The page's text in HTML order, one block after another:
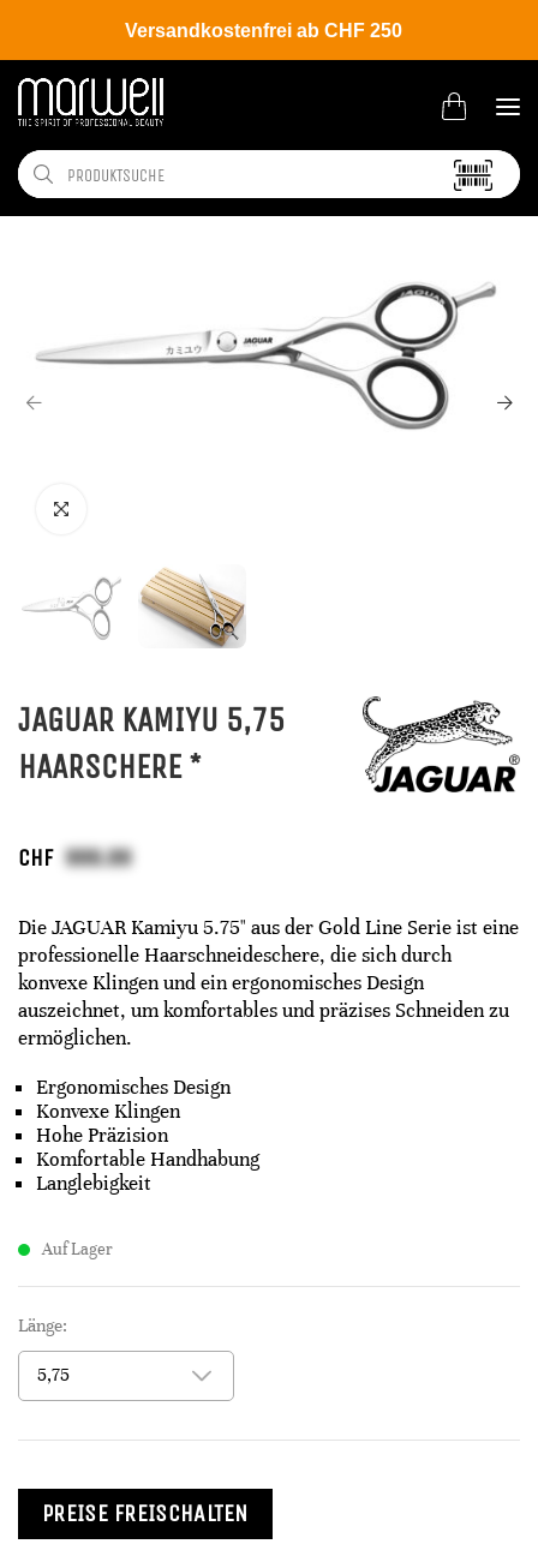
Versandkostenfrei ab CHF 250
Shop Brands Jaguar Gold Line
JAGUAR KAMIYU 5,75
HAARSCHERE *
CHF
Die JAGUAR Kamiyu 5.75" aus der Gold Line Serie ist eine
professionelle Haarschneideschere, die sich durch
konvexe Klingen und ein ergonomisches Design
auszeichnet, um komfortables und präzises Schneiden zu
ermöglichen.
Ergonomisches Design
Konvexe Klingen
Hohe Präzision
Komfortable Handhabung
Langlebigkeit
Auf Lager
Länge:
PREISE FREISCHALTEN